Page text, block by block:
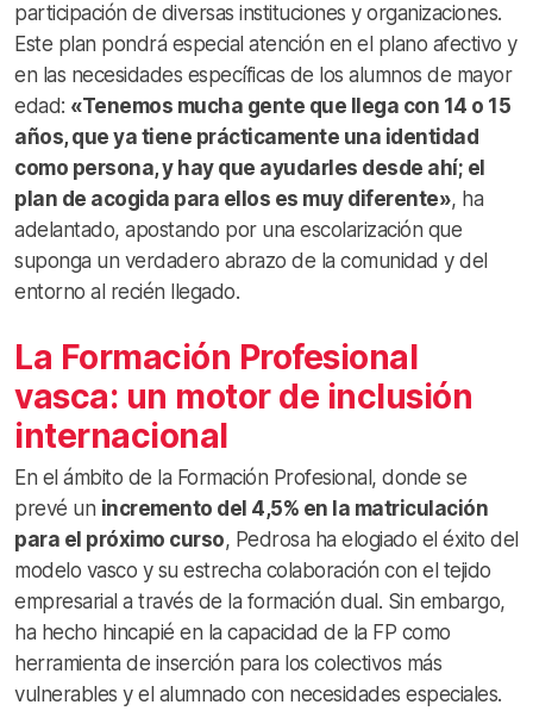
participación de diversas instituciones y organizaciones.
Este plan pondrá especial atención en el plano afectivo y
en las necesidades específicas de los alumnos de mayor
edad: «Tenemos mucha gente que llega con 14 o 15
años, que ya tiene prácticamente una identidad
como persona, y hay que ayudarles desde ahí; el
plan de acogida para ellos es muy diferente», ha
adelantado, apostando por una escolarización que
suponga un verdadero abrazo de la comunidad y del
entorno al recién llegado.
La Formación Profesional
vasca: un motor de inclusión
internacional
En el ámbito de la Formación Profesional, donde se
prevé un incremento del 4,5% en la matriculación
para el próximo curso, Pedrosa ha elogiado el éxito del
modelo vasco y su estrecha colaboración con el tejido
empresarial a través de la formación dual. Sin embargo,
ha hecho hincapié en la capacidad de la FP como
herramienta de inserción para los colectivos más
vulnerables y el alumnado con necesidades especiales.